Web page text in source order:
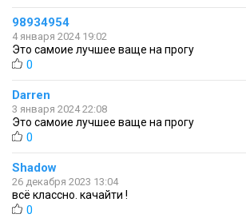
98934954
4 января 2024 19:02
Это самоие лучшее ваще на прогу
0
Darren
3 января 2024 22:08
Это самоие лучшее ваще на прогу
0
Shadow
26 декабря 2023 13:04
всё классно. качайти !
0